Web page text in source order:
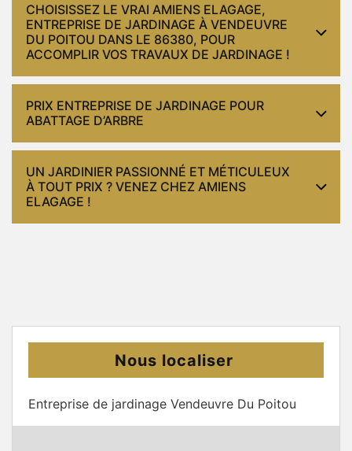
CHOISISSEZ LE VRAI AMIENS ELAGAGE,
ENTREPRISE DE JARDINAGE À VENDEUVRE
DU POITOU DANS LE 86380, POUR
ACCOMPLIR VOS TRAVAUX DE JARDINAGE !
PRIX ENTREPRISE DE JARDINAGE POUR
ABATTAGE D’ARBRE
UN JARDINIER PASSIONNÉ ET MÉTICULEUX
À TOUT PRIX ? VENEZ CHEZ AMIENS
ELAGAGE !
Nous localiser
Entreprise de jardinage Vendeuvre Du Poitou